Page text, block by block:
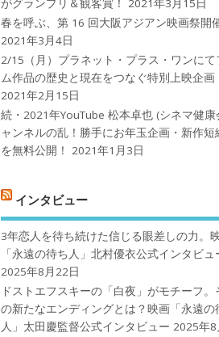
がグランプリ＆観客賞！
2021年3月15日
春を呼ぶ、第 16 回大阪アジアン映画祭開
2021年3月4日
2/15（月）プラネット・プラス・ワンにて
ム作品の歴史と現在をつなぐ特別上映企画
2021年2月15日
続・2021年YouTube 松本卓也 (シネマ健康
ャンネルの乱！勝手にお年玉企画・新作短
を無料公開！
2021年1月3日
インタビュー
3年恋人を待ち続けた信じる眼差しの力。
「永遠の待ち人」北村優衣公式インタビュ
2025年8月22日
ドストエフスキーの「白夜」がモチーフ。
の新たなエンディングとは？映画「永遠の
人」太田慶監督公式インタビュー 2025年8